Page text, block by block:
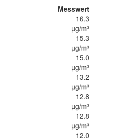
Messwert
16.3
µg/m³
15.3
µg/m³
15.0
µg/m³
13.2
µg/m³
12.8
µg/m³
12.8
µg/m³
12.0